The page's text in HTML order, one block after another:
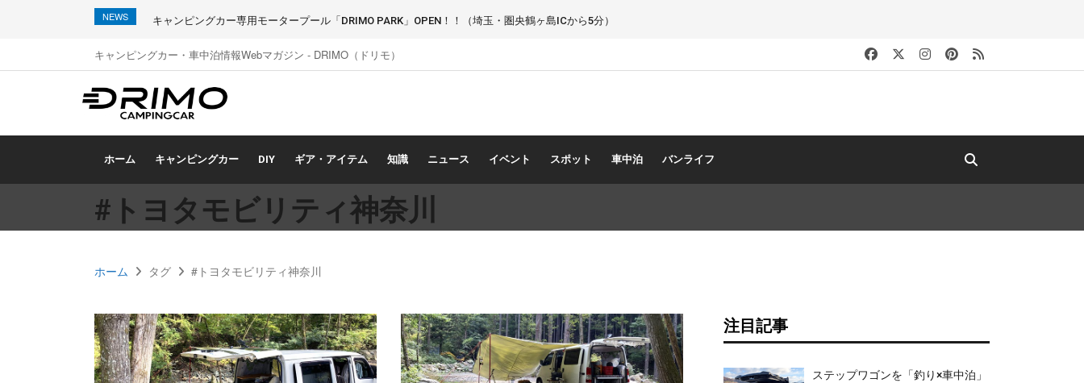
NEWS キャンピングカー専用モータープール「DRIMO PARK」OPEN！！（埼玉・圏央鶴ヶ島ICから5分）
キャンピングカー・車中泊情報Webマガジン - DRIMO（ドリモ）
ホーム キャンピングカー DIY ギア・アイテム 知識 ニュース イベント スポット 車中泊 バンライフ
#トヨタモビリティ神奈川
ホーム タグ #トヨタモビリティ神奈川
注目記事
ステップワゴンを「釣り×車中泊」